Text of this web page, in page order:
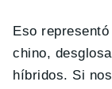
Eso
chino,
híbridos. Si